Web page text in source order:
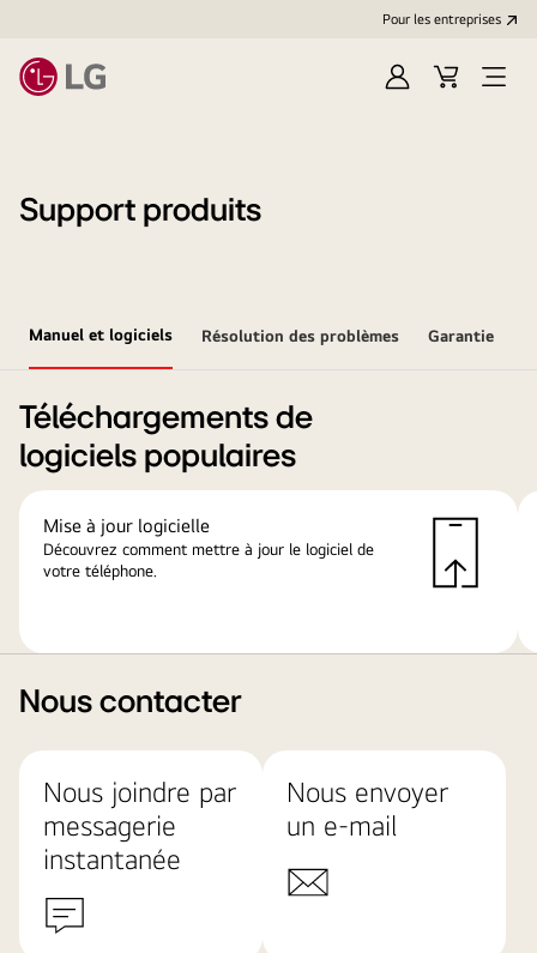
Pour les entreprises
Se
Panier
Support produits
Manuel et logiciels Résolution des problèmes Garantie
Téléchargements de
logiciels populaires
Mise à jour logicielle
Découvrez comment mettre à jour le logiciel de
votre téléphone.
Nous contacter
Nous joindre par
messagerie
instantanée
Nous envoyer
un e-mail